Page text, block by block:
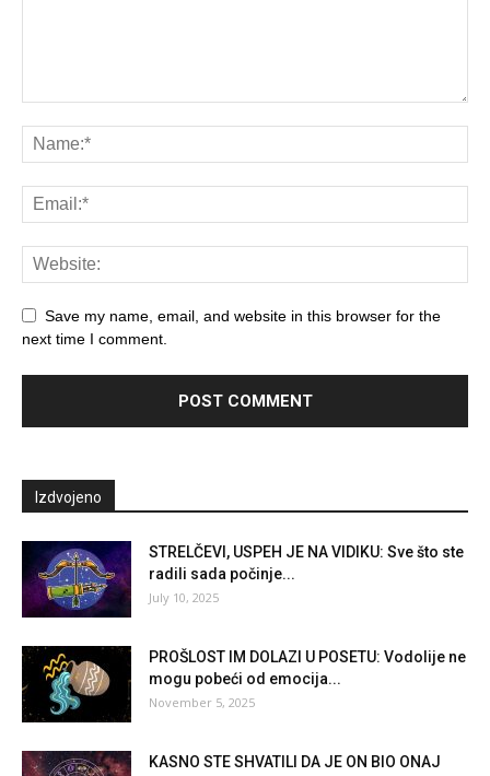
Save my name, email, and website in this browser for the
next time I comment.
Izdvojeno
STRELČEVI, USPEH JE NA VIDIKU: Sve što ste
radili sada počinje...
July 10, 2025
PROŠLOST IM DOLAZI U POSETU: Vodolije ne
mogu pobeći od emocija...
November 5, 2025
KASNO STE SHVATILI DA JE ON BIO ONAJ